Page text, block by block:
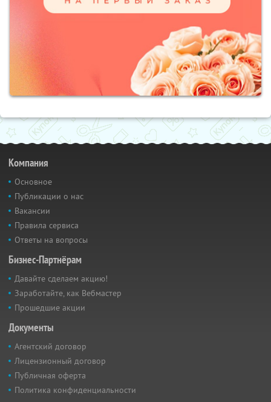
Компания
Основное
Публикации о нас
Вакансии
Правила сервиса
Ответы на вопросы
Бизнес-Партнёрам
Давайте сделаем акцию!
Заработайте, как Вебмастер
Прошедшие акции
Документы
Агентский договор
Лицензионный договор
Публичная оферта
Политика конфиденциальности